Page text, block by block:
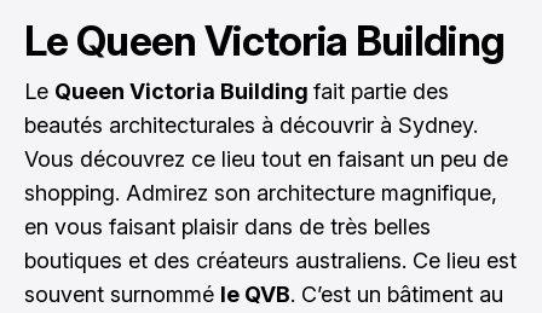
Le Queen Victoria Building
Le Queen Victoria Building fait partie des
beautés architecturales à découvrir à Sydney.
Vous découvrez ce lieu tout en faisant un peu de
shopping. Admirez son architecture magnifique,
en vous faisant plaisir dans de très belles
boutiques et des créateurs australiens. Ce lieu est
souvent surnommé le QVB. C’est un bâtiment au